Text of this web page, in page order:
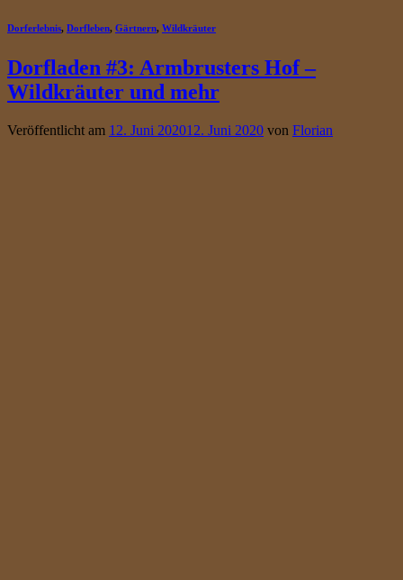
Dorferlebnis, Dorfleben, Gärtnern, Wildkräuter
Dorfladen #3: Armbrusters Hof –
Wildkräuter und mehr
Veröffentlicht am 12. Juni 202012. Juni 2020 von Florian